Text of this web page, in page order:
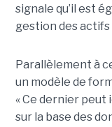
signale qu’il est
gestion des actifs
Parallèlement à
un modèle de
« Ce dernier
sur la base des